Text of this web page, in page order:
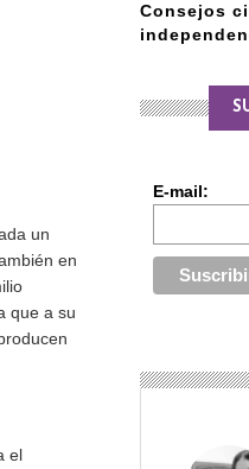
un
en
que a su
el
Consejos
E-mail: